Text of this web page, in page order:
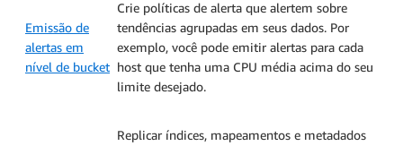
Emissão de
alertas em
nível de bucket
Crie políticas de alerta que alertem sobre
tendências agrupadas em seus dados. Por
exemplo, você pode emitir alertas para cada
host que tenha uma CPU média acima do seu
limite desejado.
Replicar índices, mapeamentos e metadados